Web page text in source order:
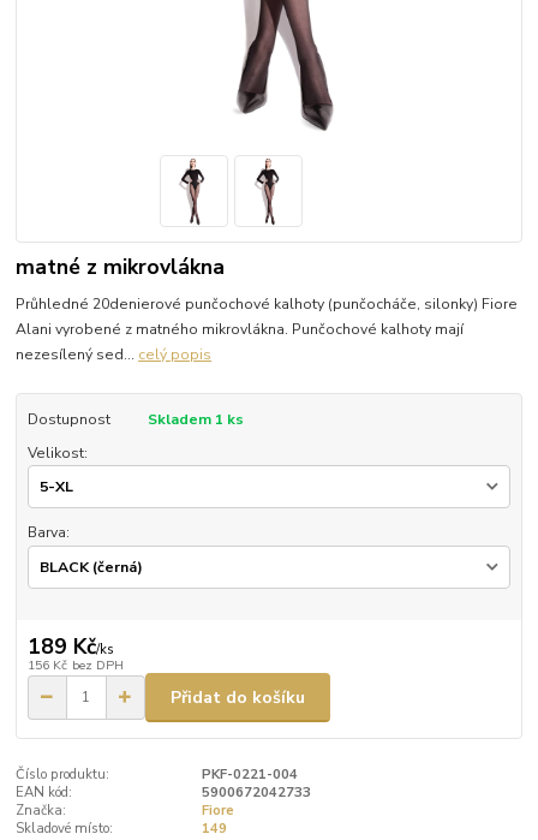
matné z mikrovlákna
Průhledné 20denierové punčochové kalhoty (punčocháče, silonky) Fiore
Alani vyrobené z matného mikrovlákna. Punčochové kalhoty mají
nezesílený sed... celý popis
Dostupnost
Skladem 1 ks
Velikost:
Barva:
189 Kč/ks
156 Kč bez DPH
Přidat do košíku
Číslo produktu:
PKF-0221-004
EAN kód:
5900672042733
Značka:
Fiore
Skladové místo:
149